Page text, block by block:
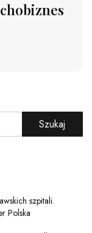
Szukaj
szpitali.
Polska